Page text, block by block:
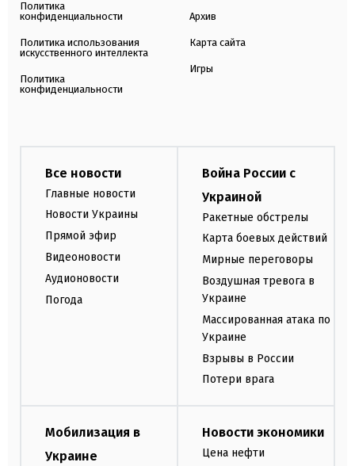
Политика
конфиденциальности
Политика использования
искусственного интеллекта
Политика
конфиденциальности
Архив
Карта сайта
Игры
Все новости
Главные новости
Новости Украины
Прямой эфир
Видеоновости
Аудионовости
Погода
Война России с
Украиной
Ракетные обстрелы
Карта боевых действий
Мирные переговоры
Воздушная тревога в
Украине
Массированная атака по
Украине
Взрывы в России
Потери врага
Мобилизация в
Украине
Новости экономики
Цена нефти